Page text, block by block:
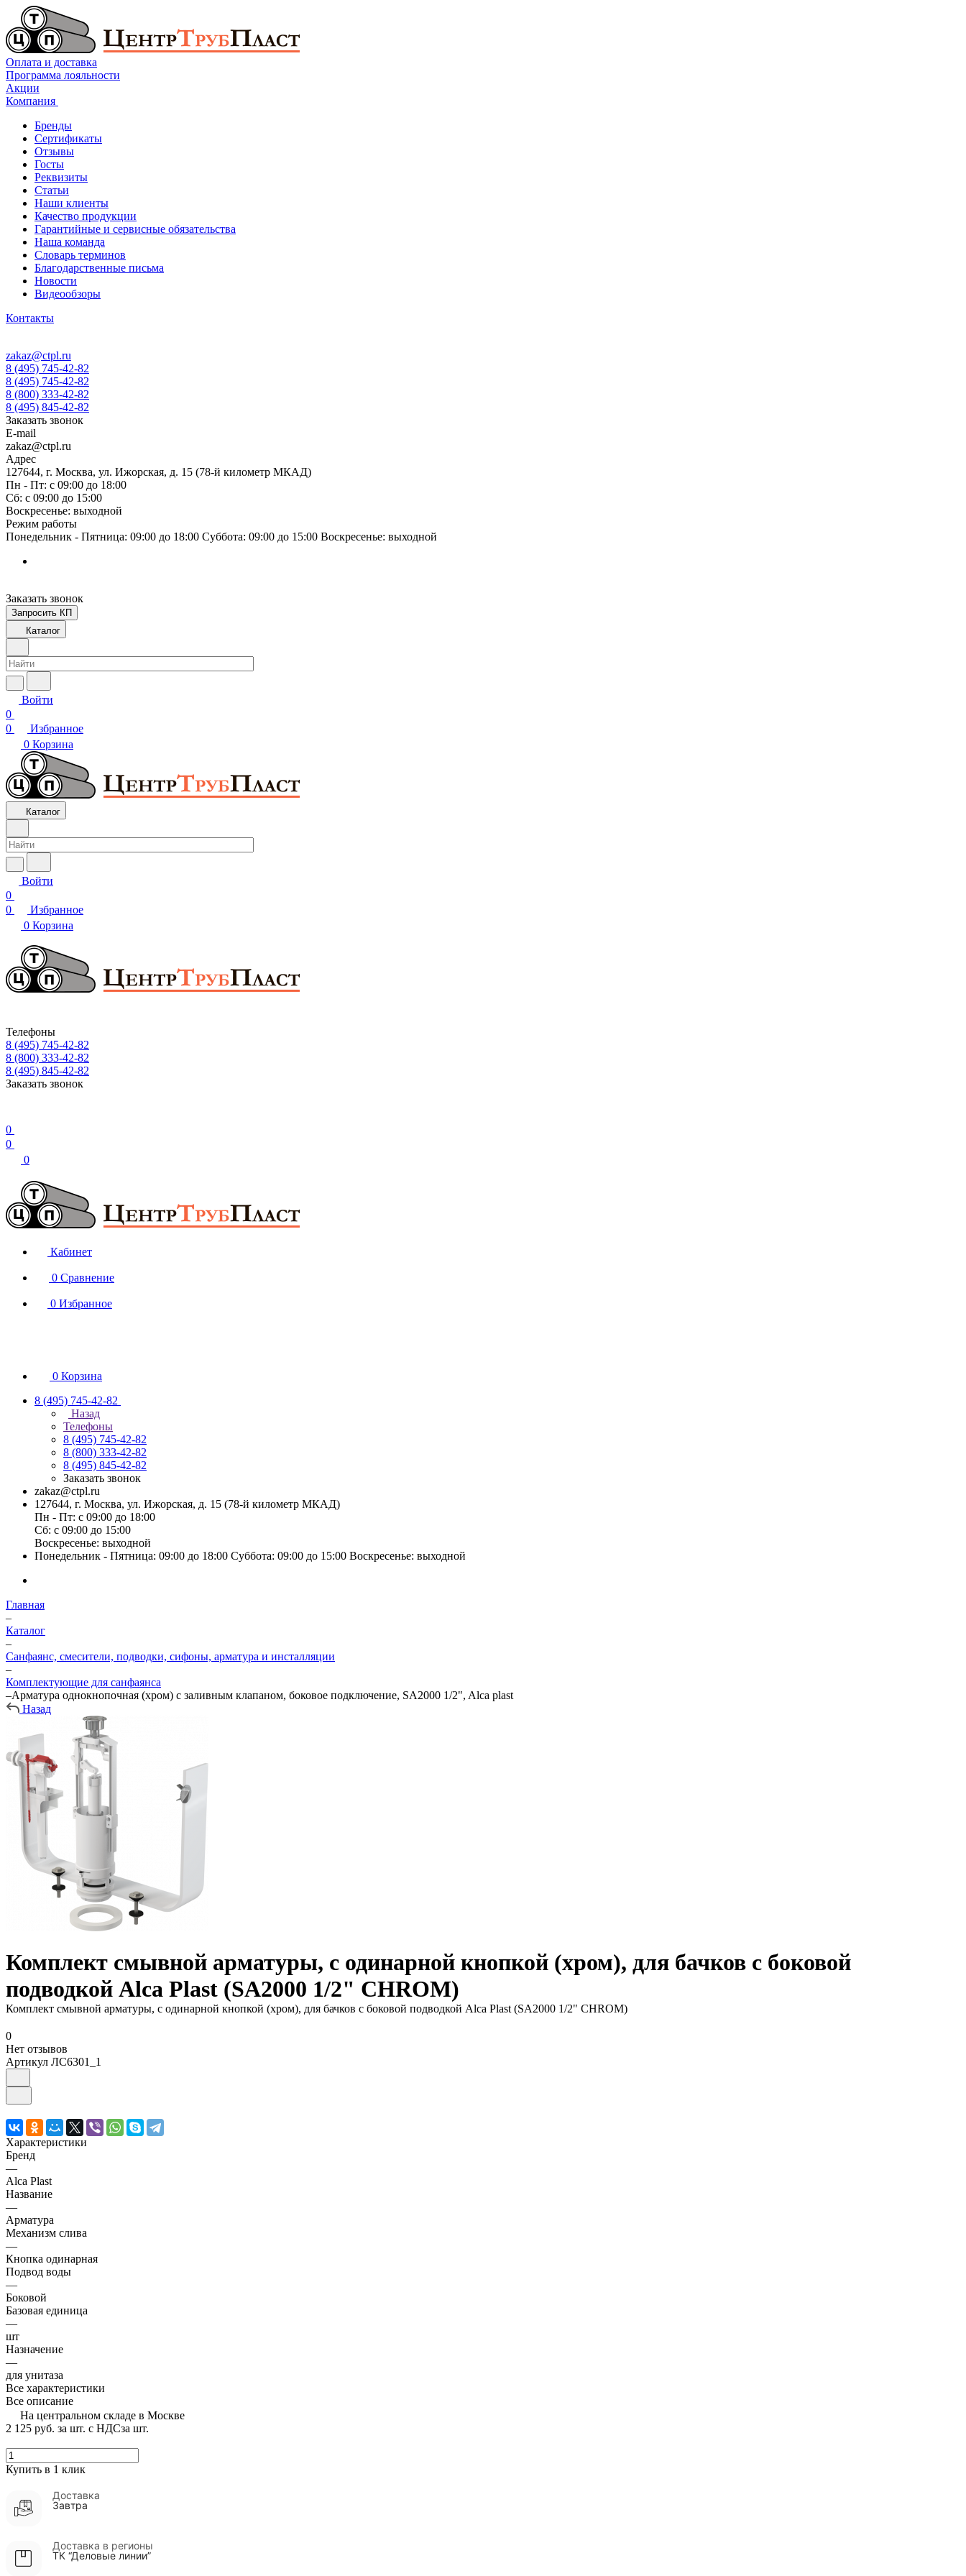
Оплата и доставка
Программа лояльности
Акции
Компания
Бренды
Сертификаты
Отзывы
Госты
Реквизиты
Статьи
Наши клиенты
Качество продукции
Гарантийные и сервисные обязательства
Наша команда
Словарь терминов
Благодарственные письма
Новости
Видеообзоры
Контакты
zakaz@ctpl.ru
8 (495) 745-42-82
8 (495) 745-42-82
8 (800) 333-42-82
8 (495) 845-42-82
Заказать звонок
E-mail
zakaz@ctpl.ru
Адрес
127644, г. Москва, ул. Ижорская, д. 15 (78-й километр МКАД)
Пн - Пт: с 09:00 до 18:00
Сб: с 09:00 до 15:00
Воскресенье: выходной
Режим работы
Понедельник - Пятница: 09:00 до 18:00 Суббота: 09:00 до 15:00 Воскресенье: выходной
Заказать звонок
Запросить КП
Каталог
Войти
0
0
Избранное
0 Корзина
Каталог
Войти
0
0
Избранное
0 Корзина
Телефоны
8 (495) 745-42-82
8 (800) 333-42-82
8 (495) 845-42-82
Заказать звонок
0
0
0
Кабинет
0 Сравнение
0 Избранное
0 Корзина
8 (495) 745-42-82
Назад
Телефоны
8 (495) 745-42-82
8 (800) 333-42-82
8 (495) 845-42-82
Заказать звонок
zakaz@ctpl.ru
127644, г. Москва, ул. Ижорская, д. 15 (78-й километр МКАД)
Пн - Пт: с 09:00 до 18:00
Сб: с 09:00 до 15:00
Воскресенье: выходной
Понедельник - Пятница: 09:00 до 18:00 Суббота: 09:00 до 15:00 Воскресенье: выходной
Главная
–
Каталог
–
Санфаянс, смесители, подводки, сифоны, арматура и инсталляции
–
Комплектующие для санфаянса
–Арматура однокнопочная (хром) с заливным клапаном, боковое подключение, SA2000 1/2", Alca plast
Назад
Комплект смывной арматуры, с одинарной кнопкой (хром), для бачков с боковой
подводкой Alca Plast (SA2000 1/2" CHROM)
Комплект смывной арматуры, с одинарной кнопкой (хром), для бачков с боковой подводкой Alca Plast (SA2000 1/2" CHROM)
0
Нет отзывов
Артикул ЛС6301_1
Характеристики
Бренд
—
Alca Plast
Название
—
Арматура
Механизм слива
—
Кнопка одинарная
Подвод воды
—
Боковой
Базовая единица
—
шт
Назначение
—
для унитаза
Все характеристики
Все описание
На центральном складе в Москве
2 125 руб. за шт. с НДСза шт.
Купить в 1 клик
Доставка
Завтра
Доставка в регионы
ТК “Деловые линии”